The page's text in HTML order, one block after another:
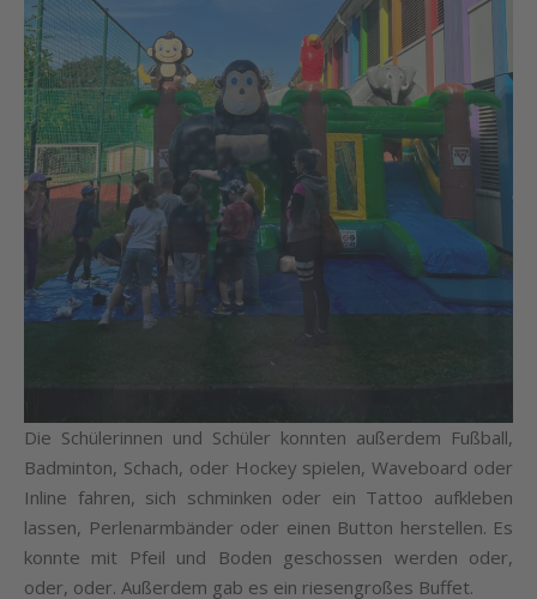
Die Schülerinnen und Schüler konnten außerdem Fußball,
Badminton, Schach, oder Hockey spielen, Waveboard oder
Inline fahren, sich schminken oder ein Tattoo aufkleben
lassen, Perlenarmbänder oder einen Button herstellen. Es
konnte mit Pfeil und Boden geschossen werden oder,
oder, oder. Außerdem gab es ein riesengroßes Buffet.